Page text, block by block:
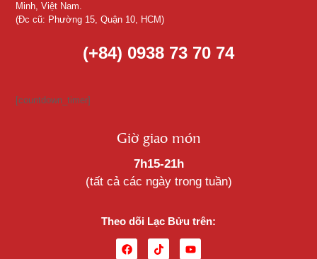
Minh, Việt Nam.
(Đc cũ: Phường 15, Quận 10, HCM)
(+84) 0938 73 70 74
[countdown_timer]
Giờ giao món
7h15-21h
(tất cả các ngày trong tuần)
Theo dõi Lạc Bửu trên: